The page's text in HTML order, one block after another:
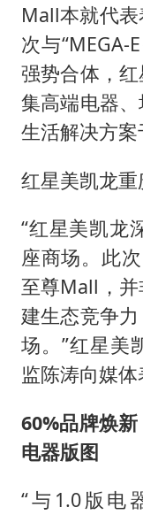
Mall本就代表
次与“MEGA-
强势合体，
集高端电器、
生活解决方案
红星美凯龙
“红星美凯龙
座商场。此
至尊Mall，
建生态竞争
场。”红星美
监陈涛向媒体
60%品牌焕
电器版图
“与1.0版电